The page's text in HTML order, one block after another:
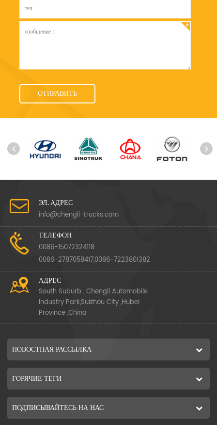
ЭЛ. АДРЕС
info@chengli-trucks.com
ТЕЛЕФОН
0086-15072324118
0086-2787058417,0086-7223801382
АДРЕС
South Suburb , Chengli Automobile
Industry Park,Suizhou City ,Hubei
Province ,China
НОВОСТНАЯ РАССЫЛКА
ГОРЯЧИЕ ТЕГИ
ПОДПИСЫВАЙТЕСЬ НА НАС